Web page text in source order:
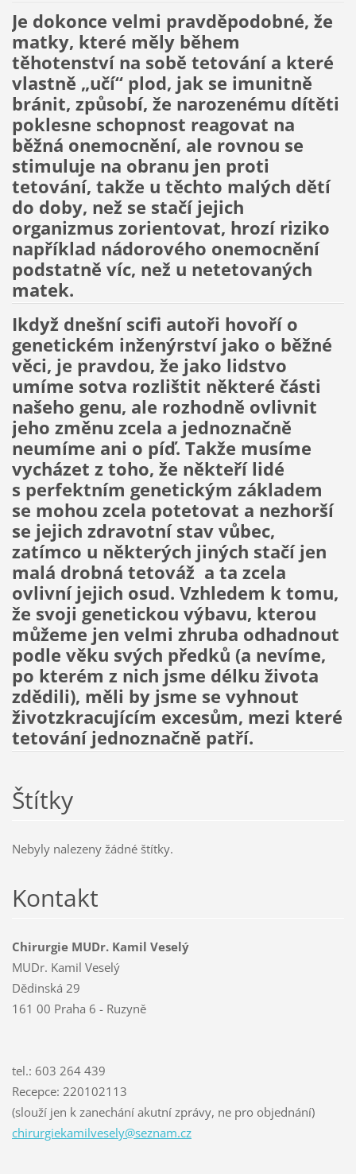
Je dokonce velmi pravděpodobné, že
matky, které měly během
těhotenství na sobě tetování a které
vlastně „učí“ plod, jak se imunitně
bránit, způsobí, že narozenému dítěti
poklesne schopnost reagovat na
běžná onemocnění, ale rovnou se
stimuluje na obranu jen proti
tetování, takže u těchto malých dětí
do doby, než se stačí jejich
organizmus zorientovat, hrozí riziko
například nádorového onemocnění
podstatně víc, než u netetovaných
matek.
Ikdyž dnešní scifi autoři hovoří o
genetickém inženýrství jako o běžné
věci, je pravdou, že jako lidstvo
umíme sotva rozlištit některé části
našeho genu, ale rozhodně ovlivnit
jeho změnu zcela a jednoznačně
neumíme ani o píď. Takže musíme
vycházet z toho, že někteří lidé
s perfektním genetickým základem
se mohou zcela potetovat a nezhorší
se jejich zdravotní stav vůbec,
zatímco u některých jiných stačí jen
malá drobná tetováž a ta zcela
ovlivní jejich osud. Vzhledem k tomu,
že svoji genetickou výbavu, kterou
můžeme jen velmi zhruba odhadnout
podle věku svých předků (a nevíme,
po kterém z nich jsme délku života
zdědili), měli by jsme se vyhnout
životzkracujícím excesům, mezi které
tetování jednoznačně patří.
Štítky
Nebyly nalezeny žádné štítky.
Kontakt
Chirurgie MUDr. Kamil Veselý
MUDr. Kamil Veselý
Dědinská 29
161 00 Praha 6 - Ruzyně
tel.: 603 264 439
Recepce: 220102113
(slouží jen k zanechání akutní zprávy, ne pro objednání)
chirurgiekamilvesely@seznam.cz